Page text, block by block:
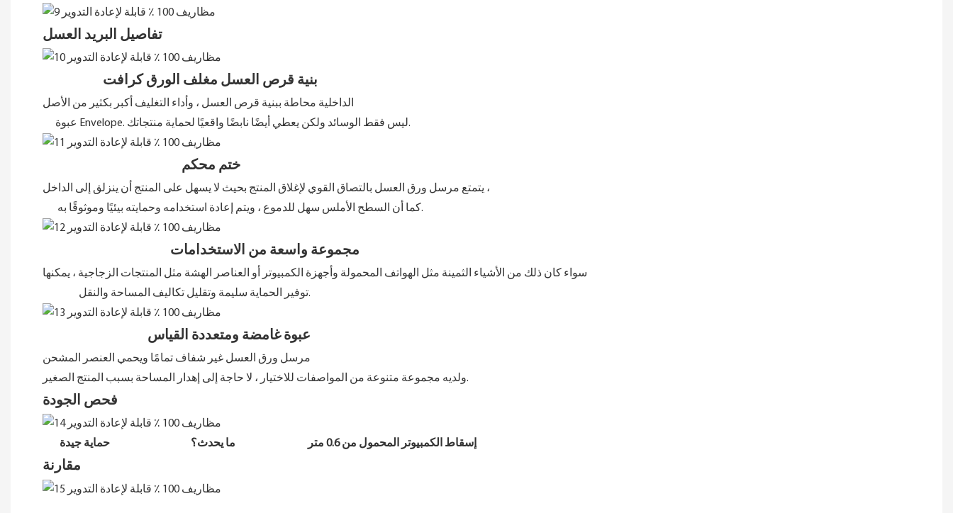
تفاصيل البريد العسل
بنية قرص العسل مغلف الورق كرافت
الداخلية محاطة ببنية قرص العسل ، وأداء التغليف أكبر بكثير من الأصل
عبوة Envelope. ليس فقط الوسائد ولكن يعطي أيضًا نابضًا واقعيًا لحماية منتجاتك.
ختم محكم
يتمتع مرسل ورق العسل بالتصاق القوي لإغلاق المنتج بحيث لا يسهل على المنتج أن ينزلق إلى الداخل ،
كما أن السطح الأملس سهل للدموع ، ويتم إعادة استخدامه وحمايته بيئيًا وموثوقًا به.
مجموعة واسعة من الاستخدامات
توفير الحماية سليمة وتقليل تكاليف المساحة والنقل.
عبوة غامضة ومتعددة القياس
ولديه مجموعة متنوعة من المواصفات للاختيار ، لا حاجة إلى إهدار المساحة بسبب المنتج الصغير.
فحص الجودة
إسقاط الكمبيوتر المحمول من 0.6 متر ما يحدث؟ حماية جيدة
مقارنة